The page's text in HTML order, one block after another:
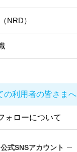
NRD）
の利用者の皆さまへ
ォローについて
公式SNSアカウント